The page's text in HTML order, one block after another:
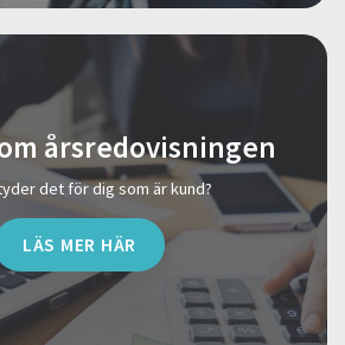
årsredovisningen
det för dig som är kund?
LÄS MER HÄR